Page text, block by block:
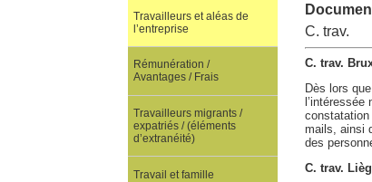
C. trav.
C. trav.
Dès lors
constatation
mails, ainsi
des
C. trav.
Travailleurs et aléas de
l’entreprise
Rémunération /
Avantages / Frais
Travailleurs migrants /
expatriés / (éléments
d’extranéité)
Travail et famille